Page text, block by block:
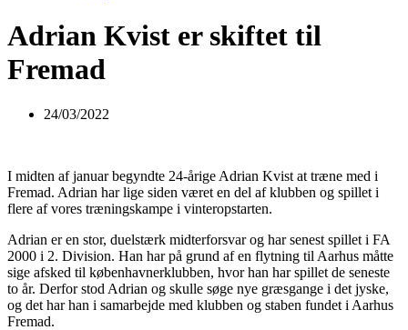
Adrian Kvist er skiftet til
Fremad
24/03/2022
I midten af januar begyndte 24-årige Adrian Kvist at træne med i
Fremad. Adrian har lige siden været en del af klubben og spillet i
flere af vores træningskampe i vinteropstarten.
Adrian er en stor, duelstærk midterforsvar og har senest spillet i FA
2000 i 2. Division. Han har på grund af en flytning til Aarhus måtte
sige afsked til københavnerklubben, hvor han har spillet de seneste
to år. Derfor stod Adrian og skulle søge nye græsgange i det jyske,
og det har han i samarbejde med klubben og staben fundet i Aarhus
Fremad.